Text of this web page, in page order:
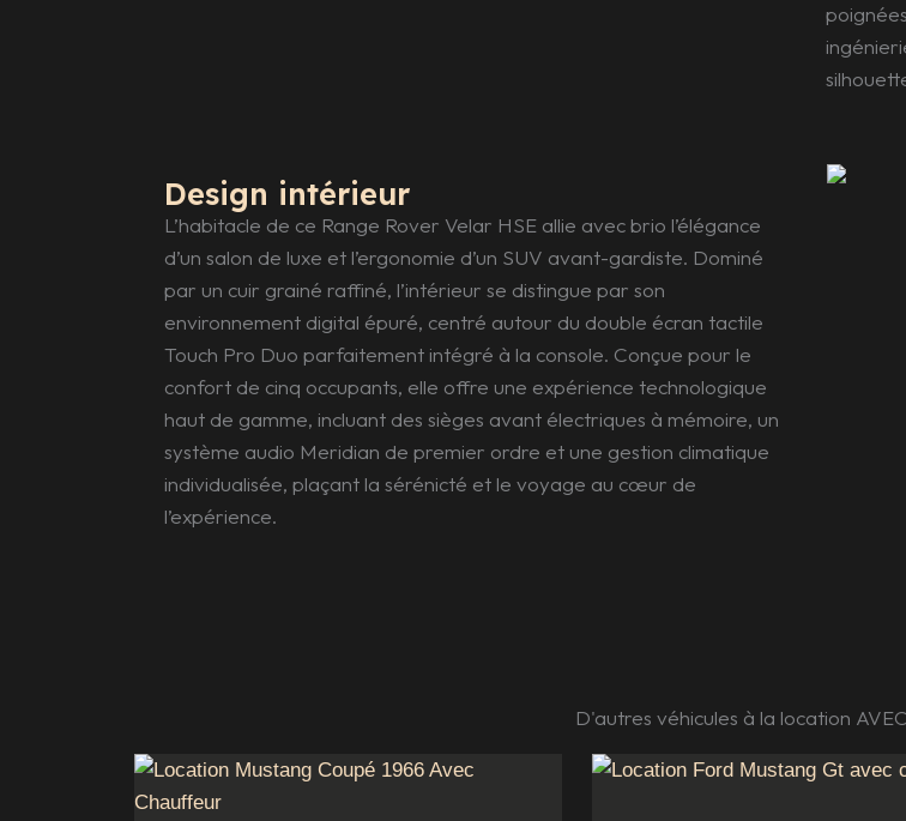
Design intérieur
​L’habitacle de ce Range Rover Velar HSE allie avec brio l’élégance
d’un salon de luxe et l’ergonomie d’un SUV avant-gardiste. Dominé
par un cuir grainé raffiné, l’intérieur se distingue par son
environnement digital épuré, centré autour du double écran tactile
Touch Pro Duo parfaitement intégré à la console. Conçue pour le
confort de cinq occupants, elle offre une expérience technologique
haut de gamme, incluant des sièges avant électriques à mémoire, un
système audio Meridian de premier ordre et une gestion climatique
individualisée, plaçant la sérénicté et le voyage au cœur de
l’expérience.
D'autres véhicules à la location